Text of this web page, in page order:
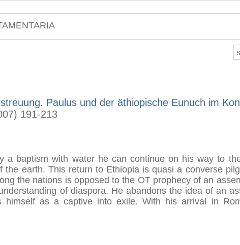
Paulus und der äthiopische Eunuch im
191-213
a baptism with water he can continue on his way to
earth. This return to Ethiopia is quasi a converse
the nations is opposed to the OT prophecy of an
of diaspora. He abandons the idea of an
himself as a captive into exile. With his arrival in